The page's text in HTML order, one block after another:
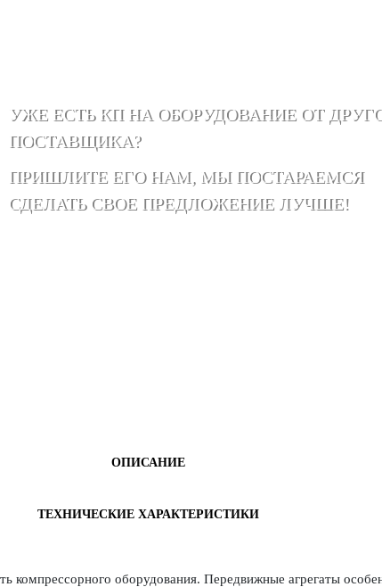
УЖЕ ЕСТЬ КП НА ОБОРУДОВАНИЕ ОТ
ПОСТАВЩИКА?
ПРИШЛИТЕ ЕГО НАМ, МЫ ПОСТАРАЕМСЯ
СДЕЛАТЬ СВОЕ ПРЕДЛОЖЕНИЕ ЛУЧШЕ!
ОПИСАНИЕ
ТЕХНИЧЕСКИЕ ХАРАКТЕРИСТИКИ
компрессорного оборудования. Передвижные агрегаты